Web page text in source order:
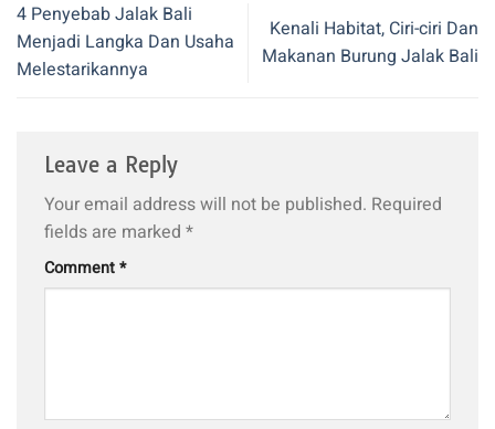
4 Penyebab Jalak Bali
Menjadi Langka Dan Usaha
Melestarikannya
Kenali Habitat, Ciri-ciri Dan
Makanan Burung Jalak Bali
Leave a Reply
Your email address will not be published. Required
fields are marked *
Comment*